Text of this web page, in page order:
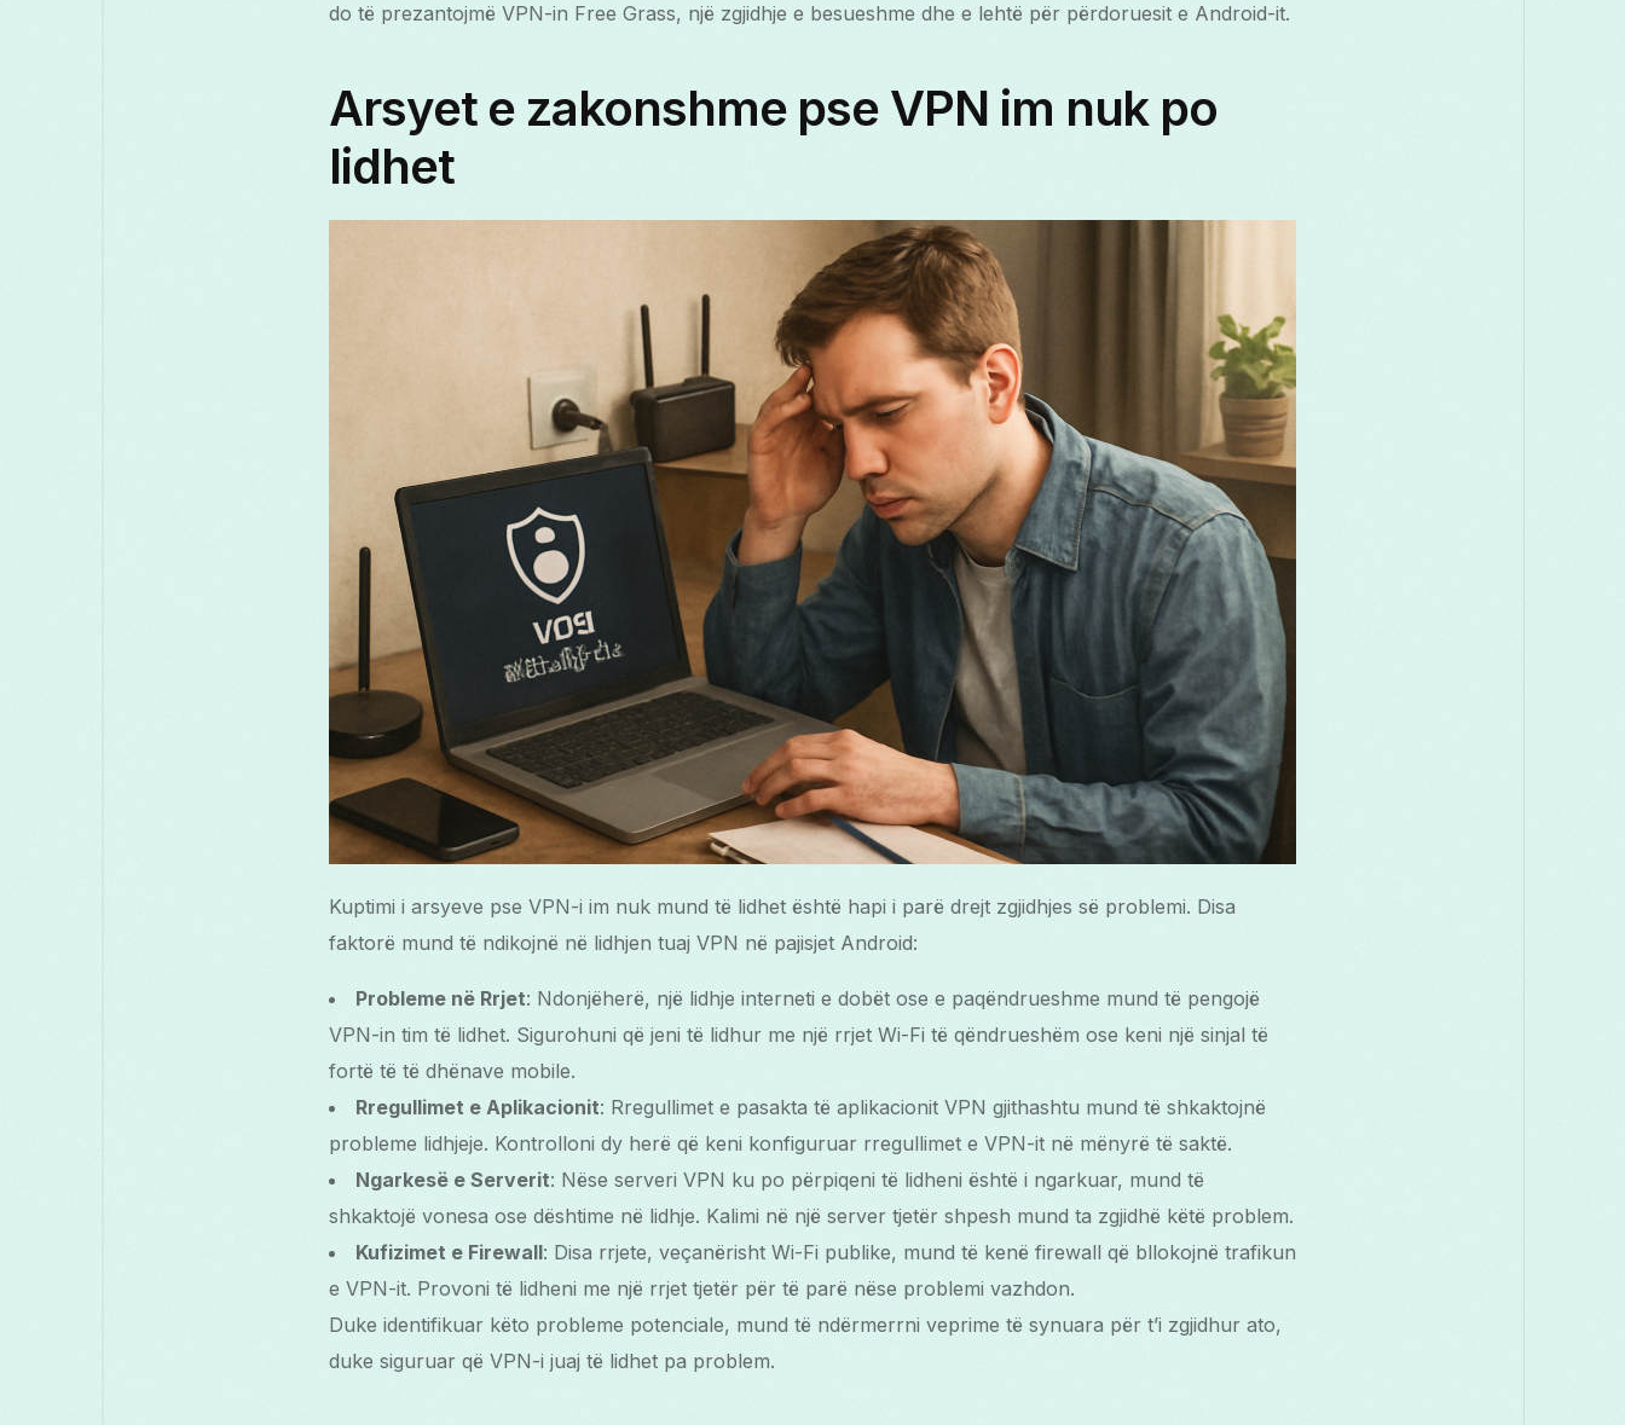
do të prezantojmë VPN-in Free Grass, një zgjidhje e besueshme dhe e lehtë për përdoruesit e Android-it.
Arsyet e zakonshme pse VPN im nuk po
lidhet
Kuptimi i arsyeve pse VPN-i im nuk mund të lidhet është hapi i parë drejt zgjidhjes së problemi. Disa
faktorë mund të ndikojnë në lidhjen tuaj VPN në pajisjet Android:
Probleme në Rrjet: Ndonjëherë, një lidhje interneti e dobët ose e paqëndrueshme mund të pengojë
VPN-in tim të lidhet. Sigurohuni që jeni të lidhur me një rrjet Wi-Fi të qëndrueshëm ose keni një sinjal të
fortë të të dhënave mobile.
Rregullimet e Aplikacionit: Rregullimet e pasakta të aplikacionit VPN gjithashtu mund të shkaktojnë
probleme lidhjeje. Kontrolloni dy herë që keni konfiguruar rregullimet e VPN-it në mënyrë të saktë.
Ngarkesë e Serverit: Nëse serveri VPN ku po përpiqeni të lidheni është i ngarkuar, mund të
shkaktojë vonesa ose dështime në lidhje. Kalimi në një server tjetër shpesh mund ta zgjidhë këtë problem.
Kufizimet e Firewall: Disa rrjete, veçanërisht Wi-Fi publike, mund të kenë firewall që bllokojnë trafikun
e VPN-it. Provoni të lidheni me një rrjet tjetër për të parë nëse problemi vazhdon.
Duke identifikuar këto probleme potenciale, mund të ndërmerrni veprime të synuara për t’i zgjidhur ato,
duke siguruar që VPN-i juaj të lidhet pa problem.